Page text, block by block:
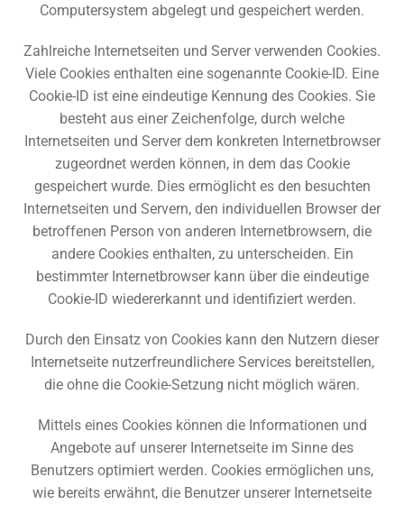
Computersystem abgelegt und gespeichert werden.
Zahlreiche Internetseiten und Server verwenden Cookies.
Viele Cookies enthalten eine sogenannte Cookie-ID. Eine
Cookie-ID ist eine eindeutige Kennung des Cookies. Sie
besteht aus einer Zeichenfolge, durch welche
Internetseiten und Server dem konkreten Internetbrowser
zugeordnet werden können, in dem das Cookie
gespeichert wurde. Dies ermöglicht es den besuchten
Internetseiten und Servern, den individuellen Browser der
betroffenen Person von anderen Internetbrowsern, die
andere Cookies enthalten, zu unterscheiden. Ein
bestimmter Internetbrowser kann über die eindeutige
Cookie-ID wiedererkannt und identifiziert werden.
Durch den Einsatz von Cookies kann den Nutzern dieser
Internetseite nutzerfreundlichere Services bereitstellen,
die ohne die Cookie-Setzung nicht möglich wären.
Mittels eines Cookies können die Informationen und
Angebote auf unserer Internetseite im Sinne des
Benutzers optimiert werden. Cookies ermöglichen uns,
wie bereits erwähnt, die Benutzer unserer Internetseite